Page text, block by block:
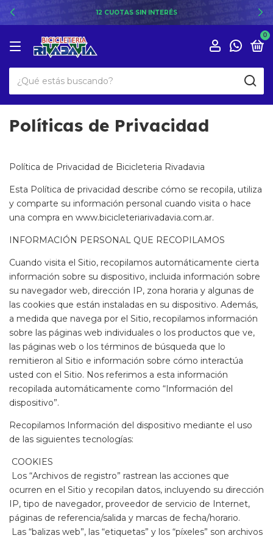
12 CUOTAS SIN INTERÉS
0
Políticas de Privacidad
Política de Privacidad de Bicicleteria Rivadavia
Esta Política de privacidad describe cómo se recopila, utiliza
y comparte su información personal cuando visita o hace
una compra en www.bicicleteriarivadavia.com.ar.
INFORMACIÓN PERSONAL QUE RECOPILAMOS
Cuando visita el Sitio, recopilamos automáticamente cierta
información sobre su dispositivo, incluida información sobre
su navegador web, dirección IP, zona horaria y algunas de
las cookies que están instaladas en su dispositivo. Además,
a medida que navega por el Sitio, recopilamos información
sobre las páginas web individuales o los productos que ve,
las páginas web o los términos de búsqueda que lo
remitieron al Sitio e información sobre cómo interactúa
usted con el Sitio. Nos referimos a esta información
recopilada automáticamente como “Información del
dispositivo”.
Recopilamos Información del dispositivo mediante el uso
de las siguientes tecnologías:
COOKIES
Los “Archivos de registro” rastrean las acciones que
ocurren en el Sitio y recopilan datos, incluyendo su dirección
IP, tipo de navegador, proveedor de servicio de Internet,
páginas de referencia/salida y marcas de fecha/horario.
Las “balizas web”, las “etiquetas” y los “píxeles” son archivos